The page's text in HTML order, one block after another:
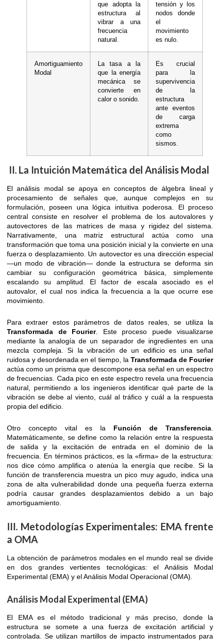
que adopta la
estructura al
vibrar a una
frecuencia
natural.
tensión y los
nodos donde
el
movimiento
es nulo.
Amortiguamiento
Modal
La tasa a la
que la energía
mecánica se
convierte en
calor o sonido.
Es crucial
para la
supervivencia
de la
estructura
ante eventos
de carga
extrema
como
sismos.
II. La Intuición Matemática del Análisis Modal
El análisis modal se apoya en conceptos de álgebra lineal y
procesamiento de señales que, aunque complejos en su
formulación, poseen una lógica intuitiva poderosa. El proceso
central consiste en resolver el problema de los autovalores y
autovectores de las matrices de masa y rigidez del sistema.
Narrativamente, una matriz estructural actúa como una
transformación que toma una posición inicial y la convierte en una
fuerza o desplazamiento. Un autovector es una dirección especial
—un modo de vibración— donde la estructura se deforma sin
cambiar su configuración geométrica básica, simplemente
escalando su amplitud. El factor de escala asociado es el
autovalor, el cual nos indica la frecuencia a la que ocurre ese
movimiento.
Para extraer estos parámetros de datos reales, se utiliza la
Transformada de Fourier. Este proceso puede visualizarse
mediante la analogía de un separador de ingredientes en una
mezcla compleja. Si la vibración de un edificio es una señal
ruidosa y desordenada en el tiempo, la Transformada de Fourier
actúa como un prisma que descompone esa señal en un espectro
de frecuencias. Cada pico en este espectro revela una frecuencia
natural, permitiendo a los ingenieros identificar qué parte de la
vibración se debe al viento, cuál al tráfico y cuál a la respuesta
propia del edificio.
Otro concepto vital es la Función de Transferencia.
Matemáticamente, se define como la relación entre la respuesta
de salida y la excitación de entrada en el dominio de la
frecuencia. En términos prácticos, es la «firma» de la estructura:
nos dice cómo amplifica o atenúa la energía que recibe. Si la
función de transferencia muestra un pico muy agudo, indica una
zona de alta vulnerabilidad donde una pequeña fuerza externa
podría causar grandes desplazamientos debido a un bajo
amortiguamiento.
III. Metodologías Experimentales: EMA frente
a OMA
La obtención de parámetros modales en el mundo real se divide
en dos grandes vertientes tecnológicas: el Análisis Modal
Experimental (EMA) y el Análisis Modal Operacional (OMA).
Análisis Modal Experimental (EMA)
El EMA es el método tradicional y más preciso, donde la
estructura se somete a una fuerza de excitación artificial y
controlada. Se utilizan martillos de impacto instrumentados para